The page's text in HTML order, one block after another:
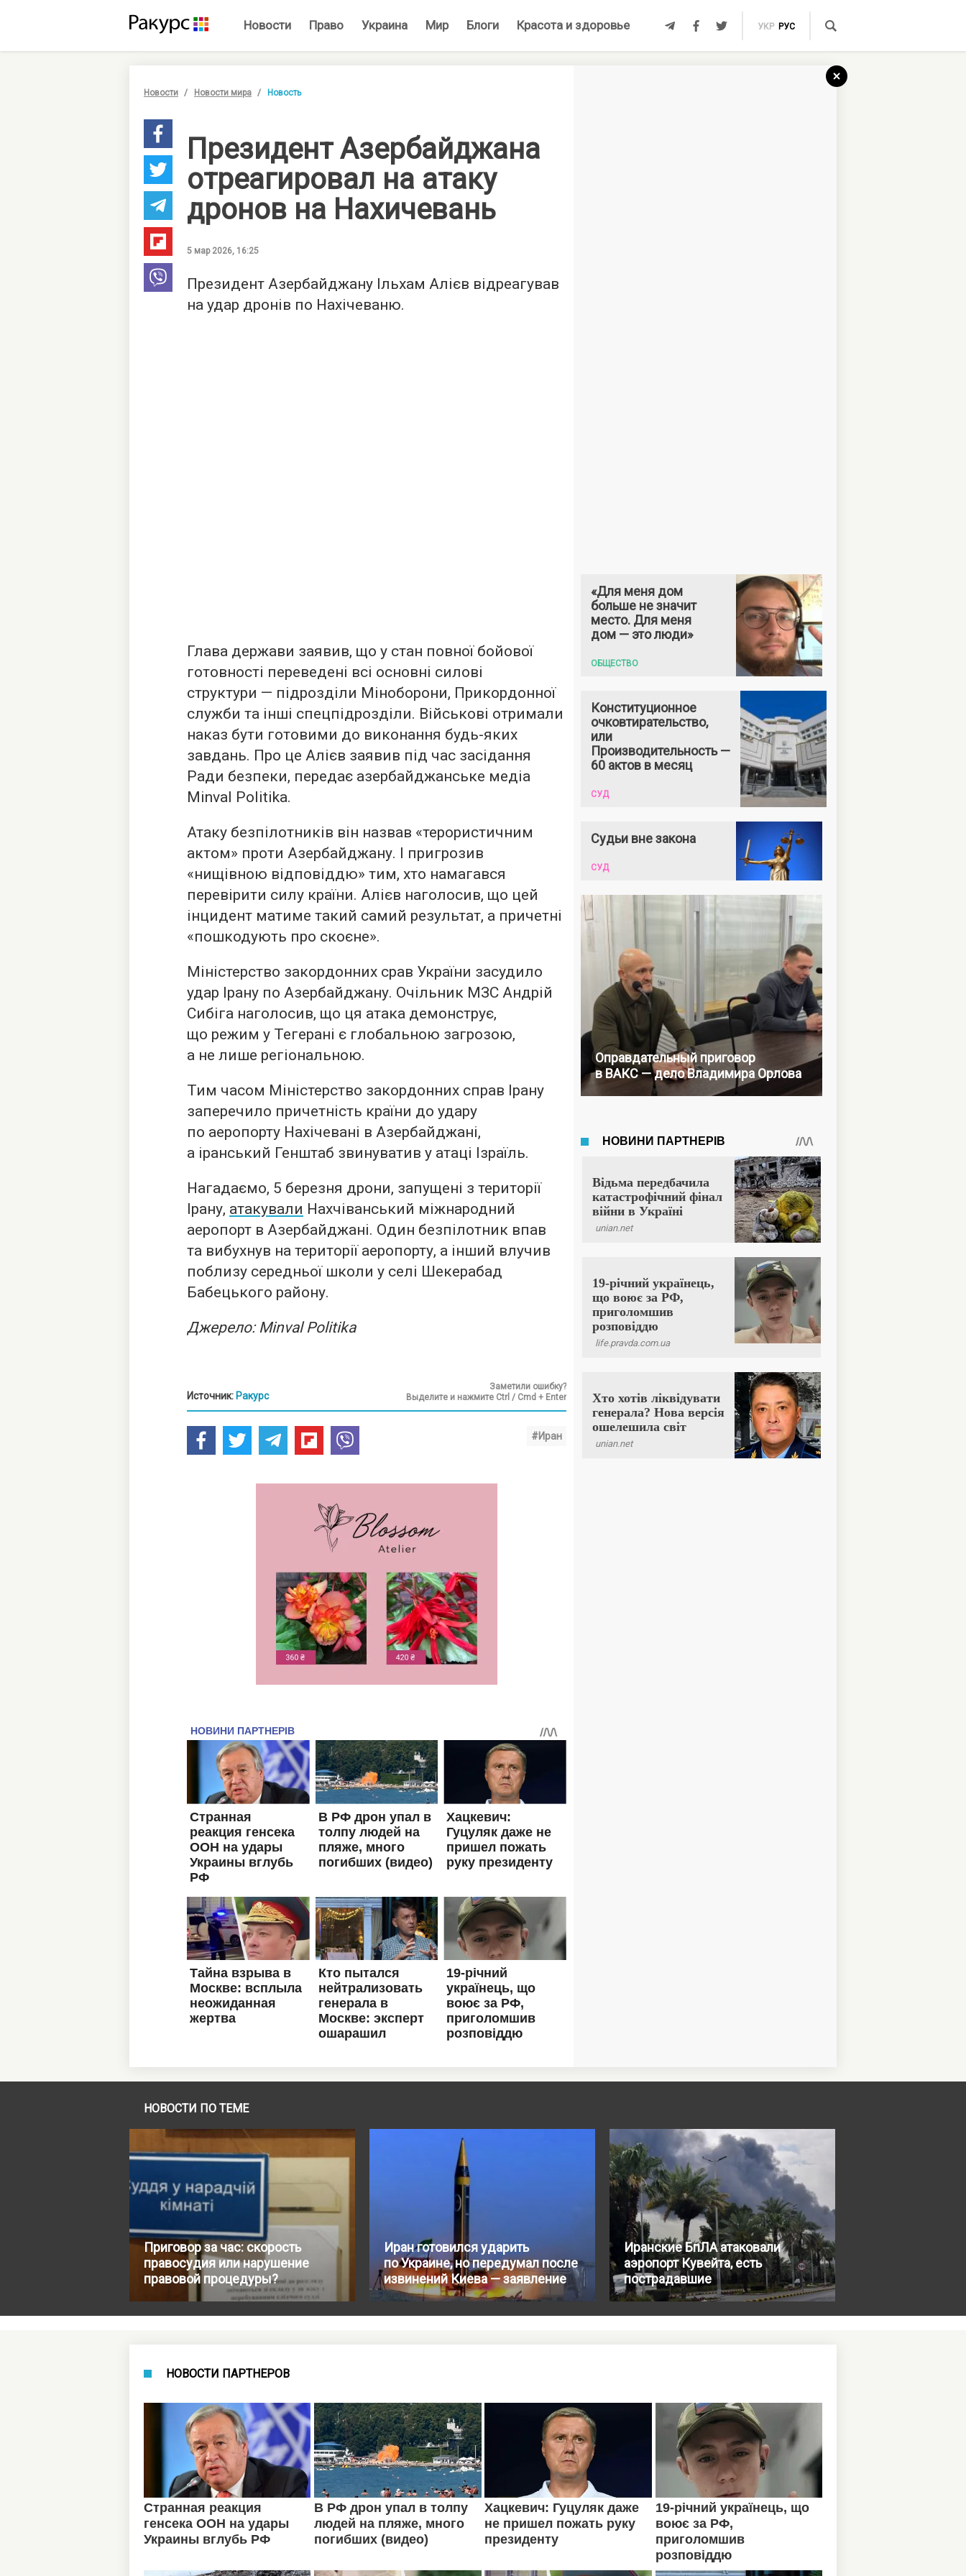
Новости Право Украина Мир Блоги Красота и здоровье УКР РУС
Новости Новости мира Новость
Президент Азербайджана
отреагировал на атаку
дронов на Нахичевань
5 мар 2026, 16:25
Президент Азербайджану Ільхам Алієв відреагував
на удар дронів по Нахічеваню.
Глава держави заявив, що у стан повної бойової
готовності переведені всі основні силові
структури — підрозділи Міноборони, Прикордонної
служби та інші спецпідрозділи. Військові отримали
наказ бути готовими до виконання будь-яких
завдань. Про це Алієв заявив під час засідання
Ради безпеки, передає азербайджанське медіа
Minval Politika.
Атаку безпілотників він назвав «терористичним
актом» проти Азербайджану. І пригрозив
«нищівною відповіддю» тим, хто намагався
перевірити силу країни. Алієв наголосив, що цей
інцидент матиме такий самий результат, а причетні
«пошкодують про скоєне».
Міністерство закордонних срав України засудило
удар Ірану по Азербайджану. Очільник МЗС Андрій
Сибіга наголосив, що ця атака демонструє,
що режим у Тегерані є глобальною загрозою,
а не лише регіональною.
Тим часом Міністерство закордонних справ Ірану
заперечило причетність країни до удару
по аеропорту Нахічевані в Азербайджані,
а іранський Генштаб звинуватив у атаці Ізраїль.
Нагадаємо, 5 березня дрони, запущені з території
Ірану, атакували Нахчіванський міжнародний
аеропорт в Азербайджані. Один безпілотник впав
та вибухнув на території аеропорту, а інший влучив
поблизу середньої школи у селі Шекерабад
Бабецького району.
Джерело: Minval Politika
Источник: Ракурс
Заметили ошибку?
Выделите и нажмите Ctrl / Cmd + Enter
#Иран
«Для меня дом
больше не значит
место. Для меня
дом — это люди»
ОБЩЕСТВО
Конституционное
очковтирательство,
или
Производительность —
60 актов в месяц
СУД
Судьи вне закона
СУД
Оправдательный приговор
в ВАКС — дело Владимира Орлова
НОВОСТИ ПО ТЕМЕ
Приговор за час: скорость
правосудия или нарушение
правовой процедуры?
Иран готовился ударить
по Украине, но передумал после
извинений Киева — заявление
Иранские БпЛА атаковали
аэропорт Кувейта, есть
пострадавшие
НОВОСТИ ПАРТНЕРОВ